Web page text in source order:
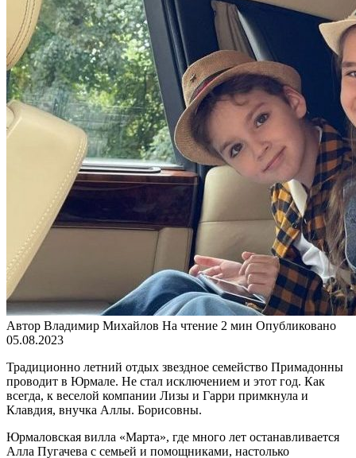
Автор Владимир Михайлов На чтение 2 мин Опубликовано
05.08.2023
Традиционно летний отдых звездное семейство Примадонны
проводит в Юрмале. Не стал исключением и этот год. Как
всегда, к веселой компании Лизы и Гарри примкнула и
Клавдия, внучка Аллы. Борисовны.
Юрмаловская вилла «Марта», где много лет останавливается
Алла Пугачева с семьей и помощниками, настолько